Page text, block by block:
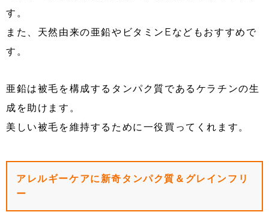
す。
また、天然由来の亜鉛やビタミンEなどもおすすめで
す。
亜鉛は被毛を構成するタンパク質であるケラチンの生
成を助けます。
美しい被毛を維持するために一役買ってくれます。
アレルギーケアに新奇タンパク質＆グレインフリ
ー